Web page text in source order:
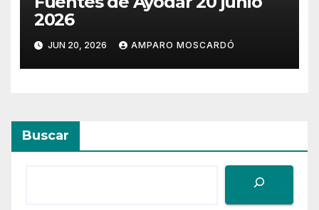
2026
JUN 20, 2026 AMPARO MOSCARDÓ
Buscar